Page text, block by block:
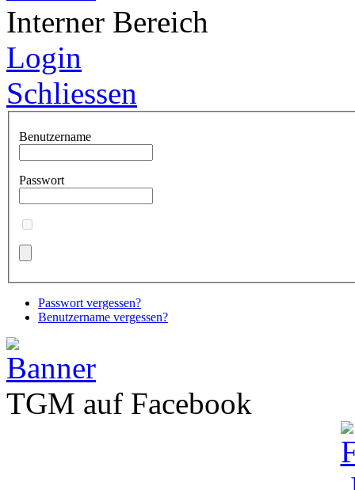
Interner Bereich
Login
Schliessen
Benutzername
Passwort
Passwort vergessen?
Benutzername vergessen?
TGM auf Facebook